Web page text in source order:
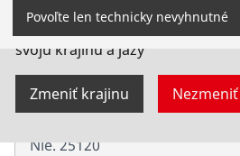
Ohýbanie sprej 150ml
Nie. 25120
ROTHENBERGER pre
svoju krajinu a jazy
Zmeniť krajinu Nezmeniť
Povoľte len technicky nevyhnutné